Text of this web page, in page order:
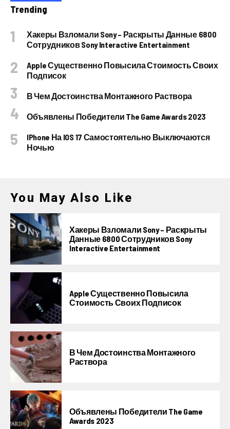
Trending
Хакеры Взломали Sony – Раскрыты Данные 6800
Сотрудников Sony Interactive Entertainment
Apple Существенно Повысила Стоимость Своих
Подписок
В Чем Достоинства Монтажного Раствора
Объявлены Победители The Game Awards 2023
IPhone На IOS 17 Самостоятельно Выключаются
Ночью
You May Also Like
Хакеры Взломали Sony – Раскрыты
Данные 6800 Сотрудников Sony
Interactive Entertainment
Apple Существенно Повысила
Стоимость Своих Подписок
В Чем Достоинства Монтажного
Раствора
Объявлены Победители The Game
Awards 2023